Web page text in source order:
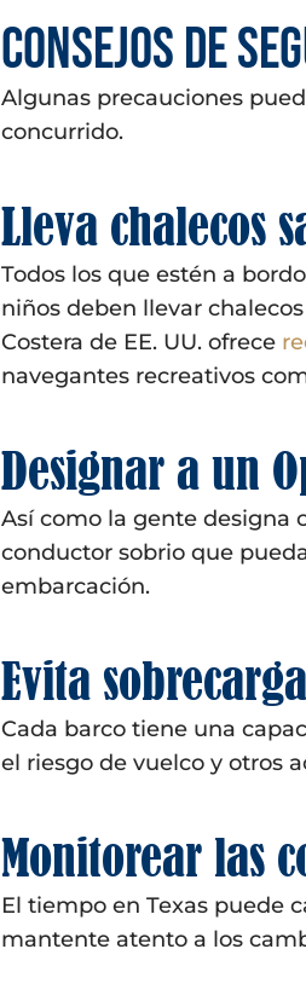
Consejos de
Algunas precauciones
concurrido.
Lleva chalecos
Todos los que estén a
niños deben llevar
Costera de EE. UU. ofrece
navegantes recreativos
Designar a un
Así como la gente designa
conductor sobrio que
embarcación.
Evita
Cada barco tiene una
el riesgo de vuelco y otros
Monitorear las
El tiempo en Texas puede
mantente atento a los